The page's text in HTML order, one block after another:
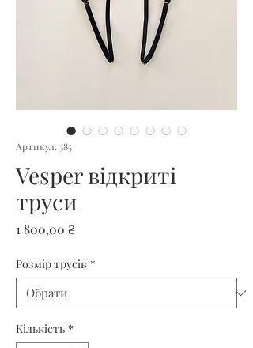
Артикул: 385
Vesper відкриті
труси
1 800,00 ₴Ціна
Розмір трусів *
Кількість *